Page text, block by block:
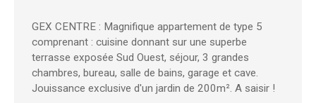
GEX CENTRE : Magnifique appartement de type 5
comprenant : cuisine donnant sur une superbe
terrasse exposée Sud Ouest, séjour, 3 grandes
chambres, bureau, salle de bains, garage et cave.
Jouissance exclusive d'un jardin de 200m². A saisir !